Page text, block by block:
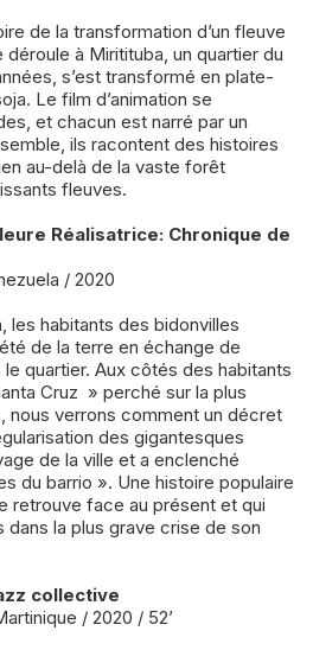
de la transformation d’un fleuve
à Miritituba, un quartier du
s’est transformé en plate-
Le film d’animation se
et chacun est narré par un
ils racontent des histoires
au-delà de la vaste forêt
fleuves.
Réalisatrice: Chronique de
/ 2020
les habitants des bidonvilles
de la terre en échange de
le quartier. Aux côtés des habitants
Cruz » perché sur la plus
nous verrons comment un décret
des gigantesques
de la ville et a enclenché
du barrio ». Une histoire populaire
retrouve face au présent et qui
dans la plus grave crise de son
collective
/ 2020 / 52’